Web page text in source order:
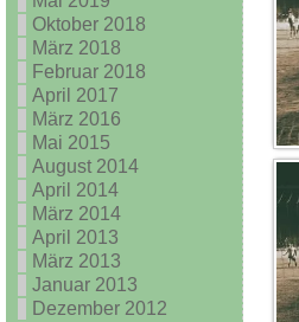
Oktober 2018
März 2018
Februar 2018
April 2017
März 2016
Mai 2015
August 2014
April 2014
März 2014
April 2013
März 2013
Januar 2013
Dezember 2012